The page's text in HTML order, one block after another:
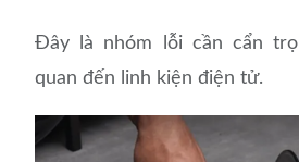
Đây là nhóm lỗi cần cẩn
quan đến linh kiện điện tử.